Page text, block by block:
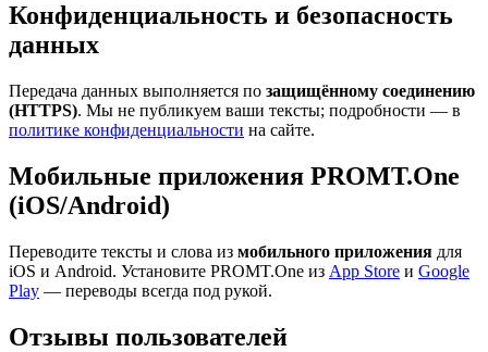
Конфиденциальность и безопасность
данных
Передача данных выполняется по защищённому соединению
(HTTPS). Мы не публикуем ваши тексты; подробности — в
политике конфиденциальности на сайте.
Мобильные приложения PROMT.One
(iOS/Android)
Переводите тексты и слова из мобильного приложения для
iOS и Android. Установите PROMT.One из App Store и Google
Play — переводы всегда под рукой.
Отзывы пользователей